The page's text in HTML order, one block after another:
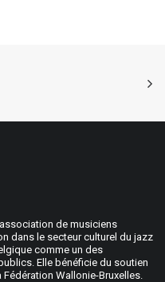
de musiciens
dans le secteur culturel du jazz
comme un des
Elle bénéficie du soutien
Wallonie-Bruxelles.